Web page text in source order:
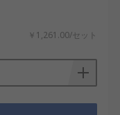
は価格が高
￥1,261.00/セット